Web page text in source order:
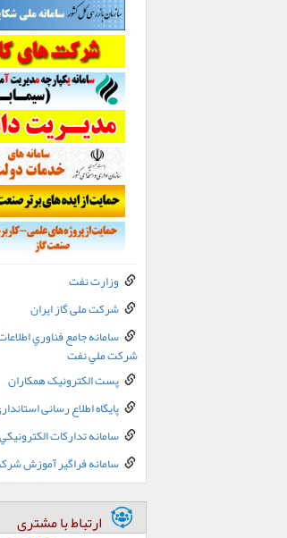
وزارت نفت
شرکت ملی گاز ایران
سامانه جامع فناوري
شرکت ملي نفت
پست الکترونيک همکاران
پایگاه اطلاع رسانی
سامانه تدارکات
سامانه فراگیر آموزش
ارتباط با مشتری